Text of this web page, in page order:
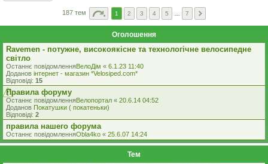
187 тем 1 2 3 4 5 7
Оголошення
Ravemen - потужне, високоякісне та технологічне велосипедне
світло
Останнє повідомленняВелоДім « 6.1.23 11:40
Доданов iнтернет - магазин *Velosiped.com*
Відповіді: 15
Правила форуму
Останнє повідомленняВелопортал « 20.6.14 04:52
Доданов Покатушки ( покатеньки)
Відповіді: 2
правила нашего форума
Останнє повідомленняObla4ko « 25.6.07 14:24
Тем